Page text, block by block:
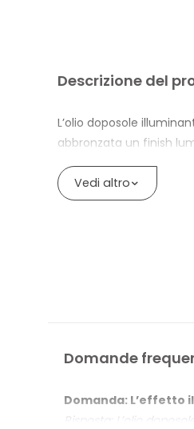
Descrizione del
L’olio doposole
abbronzata un finish
La formula con
appesantire la texture.
BENEFICI DI
Vitamina E e Aloe
Texture spray
Vedi altro
Domande
Domanda: L’effetto
Risposta: L’olio